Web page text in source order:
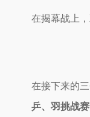
在揭幕战上，双
在接下来的三个
乒、羽挑战